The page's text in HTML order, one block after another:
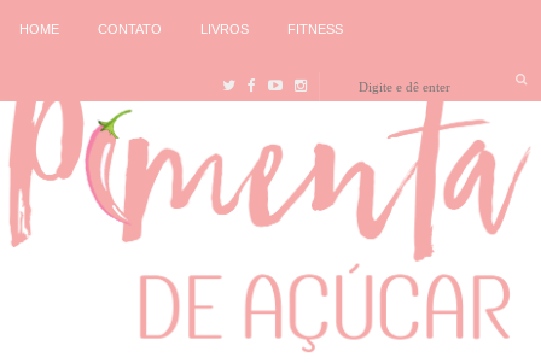
HOME CONTATO LIVROS FITNESS